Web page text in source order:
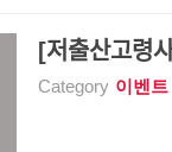
Category 이벤트